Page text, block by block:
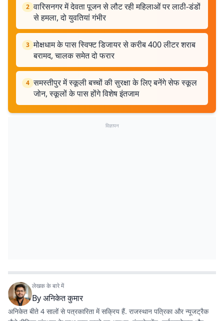
2 वारिसनगर में देवता पूजन से लौट रही महिलाओं पर लाठी-डंडों
से हमला, दो युवतियां गंभीर
3 मोक्षधाम के पास स्विफ्ट डिजायर से करीब 400 लीटर शराब
बरामद, चालक समेत दो फरार
4 समस्तीपुर में स्कूली बच्चों की सुरक्षा के लिए बनेंगे सेफ स्कूल
जोन, स्कूलों के पास होंगे विशेष इंतजाम
विज्ञापन
लेखक के बारे में
Byअनिकेत कुमार
अनिकेत बीते 4 सालों से पत्रकारिता में सक्रिय हैं. राजस्थान पत्रिका और न्यूजट्रैक